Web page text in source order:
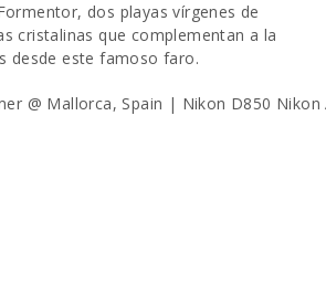
dos playas vírgenes de
cristalinas que complementan a la
desde este famoso faro.